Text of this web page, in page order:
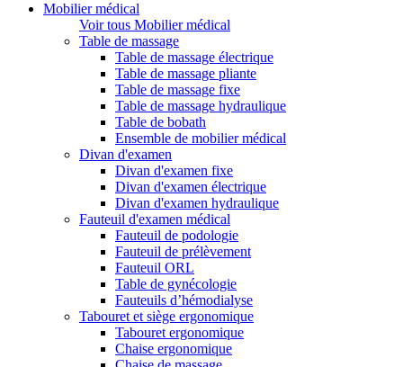
Mobilier médical
Voir tous Mobilier médical
Table de massage
Table de massage électrique
Table de massage pliante
Table de massage fixe
Table de massage hydraulique
Table de bobath
Ensemble de mobilier médical
Divan d'examen
Divan d'examen fixe
Divan d'examen électrique
Divan d'examen hydraulique
Fauteuil d'examen médical
Fauteuil de podologie
Fauteuil de prélèvement
Fauteuil ORL
Table de gynécologie
Fauteuils d’hémodialyse
Tabouret et siège ergonomique
Tabouret ergonomique
Chaise ergonomique